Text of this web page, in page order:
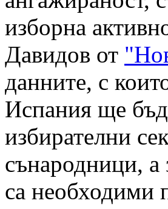
изборна
Давидов от
данните, с
Испания ще
избирателни
сънародници, а
са необходими